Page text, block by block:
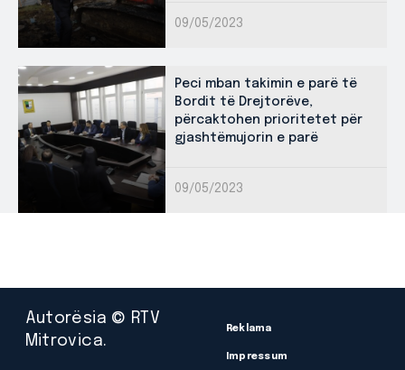
09/05/2023
Peci mban takimin e parë të
Bordit të Drejtorëve,
përcaktohen prioritetet për
gjashtëmujorin e parë
09/05/2023
Autorësia © RTV
Mitrovica.
Reklama
Impressum